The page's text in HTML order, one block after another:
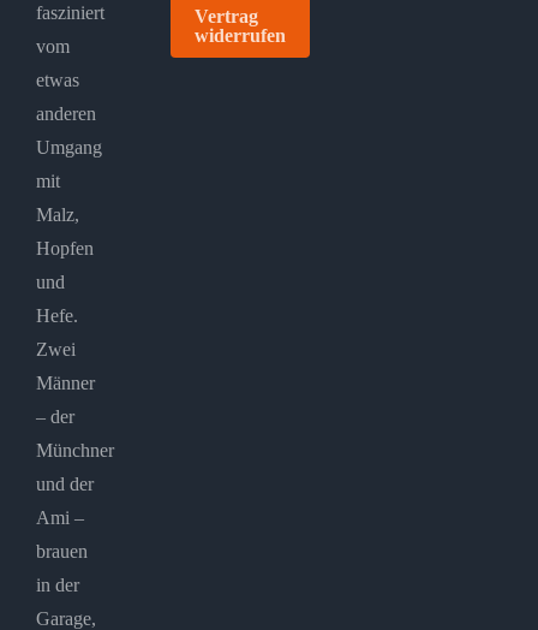
fasziniert
vom
etwas
anderen
Umgang
mit
Malz,
Hopfen
und
Hefe.
Zwei
Männer
– der
Münchner
und der
Ami –
brauen
in der
Garage,
Vertrag
widerrufen